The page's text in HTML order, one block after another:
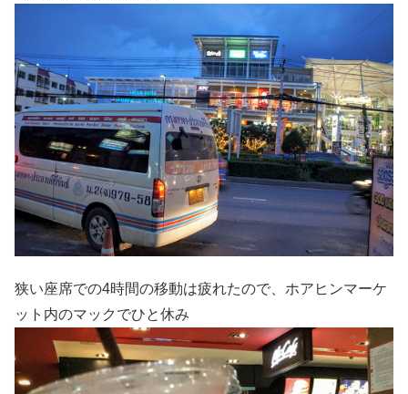
狭い座席での4時間の移動は疲れたので、ホアヒンマーケ
ット内のマックでひと休み